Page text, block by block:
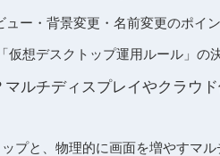
ー・背景変更・名前変更のポイ
仮想デスクトップ運用ルール」の
ルチディスプレイやクラウ
プと、物理的に画面を増やすマ